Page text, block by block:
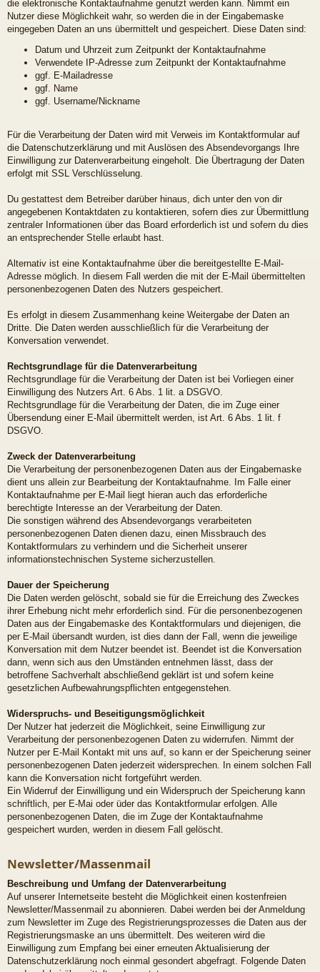
die elektronische Kontaktaufnahme genutzt werden kann. Nimmt ein
Nutzer diese Möglichkeit wahr, so werden die in der Eingabemaske
eingegeben Daten an uns übermittelt und gespeichert. Diese Daten sind:
Datum und Uhrzeit zum Zeitpunkt der Kontaktaufnahme
Verwendete IP-Adresse zum Zeitpunkt der Kontaktaufnahme
ggf. E-Mailadresse
ggf. Name
ggf. Username/Nickname
Für die Verarbeitung der Daten wird mit Verweis im Kontaktformular auf
die Datenschutzerklärung und mit Auslösen des Absendevorgangs Ihre
Einwilligung zur Datenverarbeitung eingeholt. Die Übertragung der Daten
erfolgt mit SSL Verschlüsselung.
Du gestattest dem Betreiber darüber hinaus, dich unter den von dir
angegebenen Kontaktdaten zu kontaktieren, sofern dies zur Übermittlung
zentraler Informationen über das Board erforderlich ist und sofern du dies
an entsprechender Stelle erlaubt hast.
Alternativ ist eine Kontaktaufnahme über die bereitgestellte E-Mail-
Adresse möglich. In diesem Fall werden die mit der E-Mail übermittelten
personenbezogenen Daten des Nutzers gespeichert.
Es erfolgt in diesem Zusammenhang keine Weitergabe der Daten an
Dritte. Die Daten werden ausschließlich für die Verarbeitung der
Konversation verwendet.
Rechtsgrundlage für die Datenverarbeitung
Rechtsgrundlage für die Verarbeitung der Daten ist bei Vorliegen einer
Einwilligung des Nutzers Art. 6 Abs. 1 lit. a DSGVO.
Rechtsgrundlage für die Verarbeitung der Daten, die im Zuge einer
Übersendung einer E-Mail übermittelt werden, ist Art. 6 Abs. 1 lit. f
DSGVO.
Zweck der Datenverarbeitung
Die Verarbeitung der personenbezogenen Daten aus der Eingabemaske
dient uns allein zur Bearbeitung der Kontaktaufnahme. Im Falle einer
Kontaktaufnahme per E-Mail liegt hieran auch das erforderliche
berechtigte Interesse an der Verarbeitung der Daten.
Die sonstigen während des Absendevorgangs verarbeiteten
personenbezogenen Daten dienen dazu, einen Missbrauch des
Kontaktformulars zu verhindern und die Sicherheit unserer
informationstechnischen Systeme sicherzustellen.
Dauer der Speicherung
Die Daten werden gelöscht, sobald sie für die Erreichung des Zweckes
ihrer Erhebung nicht mehr erforderlich sind. Für die personenbezogenen
Daten aus der Eingabemaske des Kontaktformulars und diejenigen, die
per E-Mail übersandt wurden, ist dies dann der Fall, wenn die jeweilige
Konversation mit dem Nutzer beendet ist. Beendet ist die Konversation
dann, wenn sich aus den Umständen entnehmen lässt, dass der
betroffene Sachverhalt abschließend geklärt ist und sofern keine
gesetzlichen Aufbewahrungspflichten entgegenstehen.
Widerspruchs- und Beseitigungsmöglichkeit
Der Nutzer hat jederzeit die Möglichkeit, seine Einwilligung zur
Verarbeitung der personenbezogenen Daten zu widerrufen. Nimmt der
Nutzer per E-Mail Kontakt mit uns auf, so kann er der Speicherung seiner
personenbezogenen Daten jederzeit widersprechen. In einem solchen Fall
kann die Konversation nicht fortgeführt werden.
Ein Widerruf der Einwilligung und ein Widerspruch der Speicherung kann
schriftlich, per E-Mai oder üder das Kontaktformular erfolgen. Alle
personenbezogenen Daten, die im Zuge der Kontaktaufnahme
gespeichert wurden, werden in diesem Fall gelöscht.
Newsletter/Massenmail
Beschreibung und Umfang der Datenverarbeitung
Auf unserer Internetseite besteht die Möglichkeit einen kostenfreien
Newsletter/Massenmail zu abonnieren. Dabei werden bei der Anmeldung
zum Newsletter im Zuge des Registrierungsprozesses die Daten aus der
Registrierungsmaske an uns übermittelt. Des weiteren wird die
Einwilligung zum Empfang bei einer erneuten Aktualisierung der
Datenschutzerklärung noch einmal gesondert abgefragt. Folgende Daten